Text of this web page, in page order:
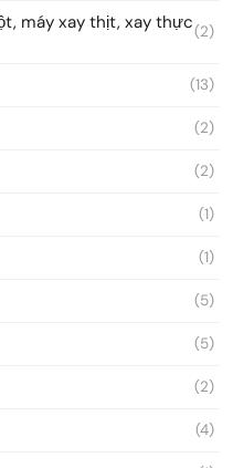
máy xay thịt, xay thực(2)
(13)
(2)
(2)
(1)
(1)
(5)
(5)
(2)
(4)